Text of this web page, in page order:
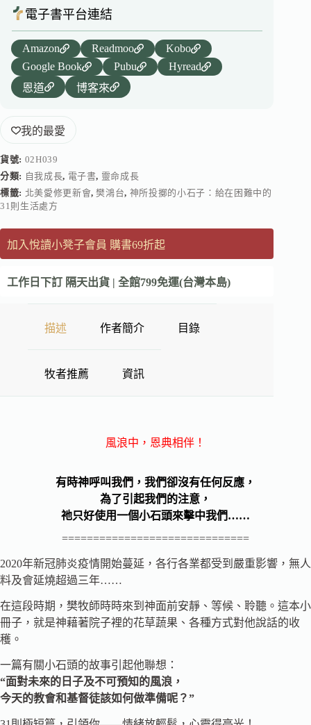
電子書平台連結
Amazon Readmoo
Kobo
Google Book
Pubu
Hyread
恩道
博客來
我的最愛
貨號: 02H039
分類: 自我成長, 電子書, 靈命成長
標籤: 北美愛修更新會,樊鴻台, 神所投擲的小石子：給在困難中的
31則生活處方
加入悅讀小凳子會員 購書69折起
工作日下訂 隔天出貨 | 全館799免運(台灣本島)
描述 作者簡介 目錄
牧者推薦 資訊
風浪中，恩典相伴！
有時神呼叫我們，我們卻沒有任何反應，
為了引起我們的注意，
祂只好使用一個小石頭來擊中我們……
==============================
2020年新冠肺炎疫情開始蔓延，各行各業都受到嚴重影響，無人
料及會延燒超過三年……
在這段時期，樊牧師時時來到神面前安靜、等候、聆聽。這本小
冊子，就是神藉著院子裡的花草蔬果、各種方式對他說話的收
穫。
一篇有關小石頭的故事引起他聯想：
“面對未來的日子及不可預知的風浪，
今天的教會和基督徒該如何做準備呢？”